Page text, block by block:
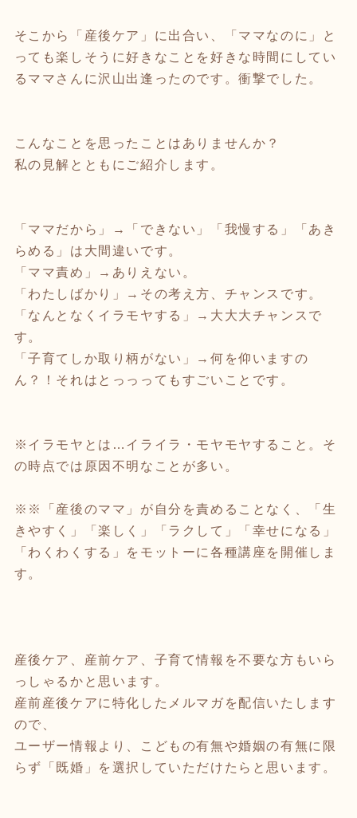
そこから「産後ケア」に出合い、「ママなのに」と
っても楽しそうに好きなことを好きな時間にしてい
るママさんに沢山出逢ったのです。衝撃でした。
こんなことを思ったことはありませんか？
私の見解とともにご紹介します。
「ママだから」→「できない」「我慢する」「あき
らめる」は大間違いです。
「ママ責め」→ありえない。
「わたしばかり」→その考え方、チャンスです。
「なんとなくイラモヤする」→大大大チャンスで
す。
「子育てしか取り柄がない」→何を仰いますの
ん？！それはとっっってもすごいことです。
※イラモヤとは…イライラ・モヤモヤすること。そ
の時点では原因不明なことが多い。
※※「産後のママ」が自分を責めることなく、「生
きやすく」「楽しく」「ラクして」「幸せになる」
「わくわくする」をモットーに各種講座を開催しま
す。
産後ケア、産前ケア、子育て情報を不要な方もいら
っしゃるかと思います。
産前産後ケアに特化したメルマガを配信いたします
ので、
ユーザー情報より、こどもの有無や婚姻の有無に限
らず「既婚」を選択していただけたらと思います。